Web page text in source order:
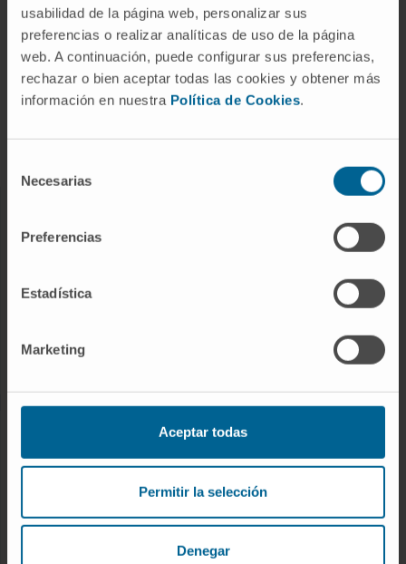
usabilidad de la página web, personalizar sus
preferencias o realizar analíticas de uso de la página
web. A continuación, puede configurar sus preferencias,
rechazar o bien aceptar todas las cookies y obtener más
información en nuestra Política de Cookies.
Necesarias
Preferencias
Estadística
Marketing
Aceptar todas
Permitir la selección
Denegar
ABOUT CIMA
Who we are
Research Center of the Clinica
Campus of the Universidad de Navarra
Our Researchers
Technology platforms